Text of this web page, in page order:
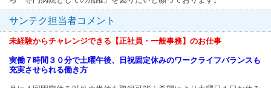
サンテク担当者コメント
未経験からチャレンジできる【正社員・一般事務】のお仕事
実働７時間３０分で土曜午後、日祝固定休みのワークライフバランスも
充実させられる働き方